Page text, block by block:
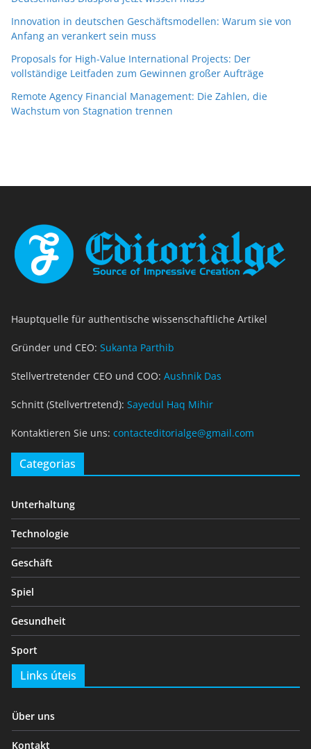
Innovation in deutschen Geschäftsmodellen: Warum sie von
Anfang an verankert sein muss
Proposals for High-Value International Projects: Der
vollständige Leitfaden zum Gewinnen großer Aufträge
Remote Agency Financial Management: Die Zahlen, die
Wachstum von Stagnation trennen
Hauptquelle für authentische wissenschaftliche Artikel
Gründer und CEO: Sukanta Parthib
Stellvertretender CEO und COO: Aushnik Das
Schnitt (Stellvertretend): Sayedul Haq Mihir
Kontaktieren Sie uns: contacteditorialge@gmail.com
Categorias
Unterhaltung
Technologie
Geschäft
Spiel
Gesundheit
Sport
Links úteis
Über uns
Kontakt